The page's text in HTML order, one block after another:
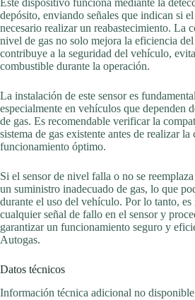
Este dispositivo funciona mediante la
depósito, enviando señales que indican si
necesario realizar un reabastecimiento. La
nivel de gas no solo mejora la eficiencia
contribuye a la seguridad del vehículo,
combustible durante la operación.
La instalación de este sensor es
especialmente en vehículos que dependen
de gas. Es recomendable verificar la
sistema de gas existente antes de realizar
funcionamiento óptimo.
Si el sensor de nivel falla o no se
un suministro inadecuado de gas, lo que
durante el uso del vehículo. Por lo tanto, es
cualquier señal de fallo en el sensor y
garantizar un funcionamiento seguro y
Autogas.
Datos técnicos
Información técnica adicional no